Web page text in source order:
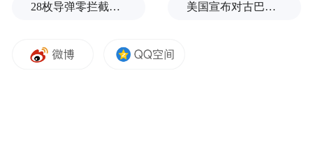
28枚导弹零拦截！基辅防空失灵，西方靠不住了 美国宣布对古巴实施新一轮制裁